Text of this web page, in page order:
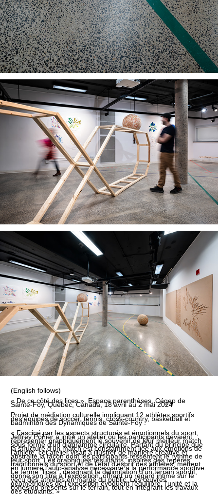
(English follows)
« De ce côté des lices », Espace parenthèses, Cégep de
Sainte-Foy, Québec, Canada, 18 avril au 2 mai 2024
Projet de médiation culturelle impliquant 12 athlètes sportifs
des équipes de soccer, tennis, cross-country, basketball et
badminton des Dynamiques de Sainte-Foy :
« Fasciné par les aspects structurés et émotionnels du sport,
Jeffrey Poirier a initié un atelier où les participants devaient
représenter graphiquement le souvenir de leur meilleur match
sous forme d'un diagramme circulaire. Partant du principe que
la structure d'un match est constamment liée aux émotions de
l'athlète, cet atelier visait à illustrer de manière créative et
abstraite la façon dont les participants ressentent le rythme de
leur sport. Les graphiques résultants, inspirés des repères
traditionnels du sport et de l'état d'esprit des athlètes, mettent
en lumière l'auto-analyse nécessaire à la performance sportive.
Le terme "lices", désignant la délimitation d'un terrain sportif,
donne son titre à l'exposition, offrant un regard intime sur le
vécu des athlètes en marge du public. Les œuvres
géométriques de l'exposition évoquent l'équilibre, l'unité et la
cohésion présents sur le terrain, tout en intégrant les travaux
des étudiants. »